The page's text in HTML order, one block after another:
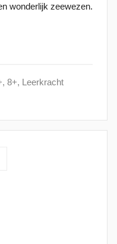
wonderlijk zeewezen.
, 8+, Leerkracht